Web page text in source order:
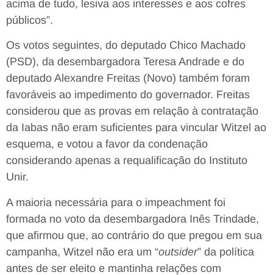
acima de tudo, lesiva aos interesses e aos cofres
públicos”.
Os votos seguintes, do deputado Chico Machado
(PSD), da desembargadora Teresa Andrade e do
deputado Alexandre Freitas (Novo) também foram
favoráveis ao impedimento do governador. Freitas
considerou que as provas em relação à contratação
da Iabas não eram suficientes para vincular Witzel ao
esquema, e votou a favor da condenação
considerando apenas a requalificação do Instituto
Unir.
A maioria necessária para o impeachment foi
formada no voto da desembargadora Inês Trindade,
que afirmou que, ao contrário do que pregou em sua
campanha, Witzel não era um “outsider” da política
antes de ser eleito e mantinha relações com